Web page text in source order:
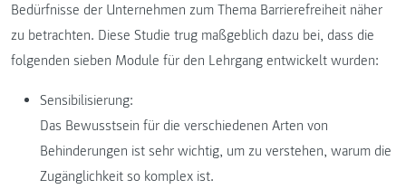
Bedürfnisse der Unternehmen zum Thema Barrierefreiheit näher
zu betrachten. Diese Studie trug maßgeblich dazu bei, dass die
folgenden sieben Module für den Lehrgang entwickelt wurden:
Sensibilisierung:
Das Bewusstsein für die verschiedenen Arten von
Behinderungen ist sehr wichtig, um zu verstehen, warum die
Zugänglichkeit so komplex ist.